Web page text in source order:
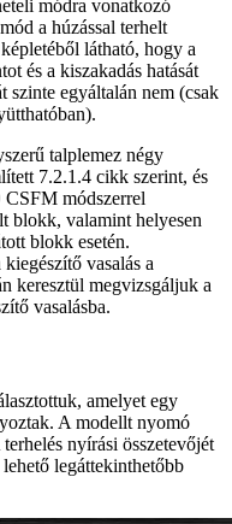
módra vonatkozó
a húzással terhelt
látható, hogy a
és a kiszakadás hatását
szinte egyáltalán nem (csak
talplemez négy
7.2.1.4 cikk szerint, és
CSFM módszerrel
blokk, valamint helyesen
blokk esetén.
vasalás a
keresztül megvizsgáljuk a
vasalásba.
amelyet egy
A modellt nyomó
nyírási összetevőjét
legáttekinthetőbb